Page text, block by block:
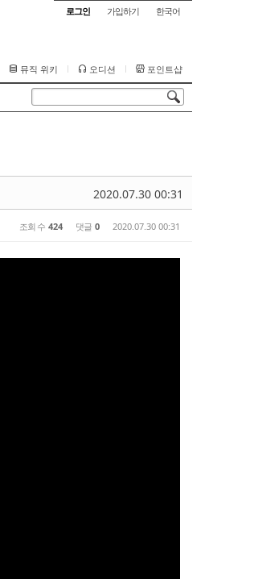
로그인 가입하기 한국어
뮤직 위키 오디션 포인트샵
2020.07.30 00:31
조회 수 424 댓글 0 2020.07.30 00:31